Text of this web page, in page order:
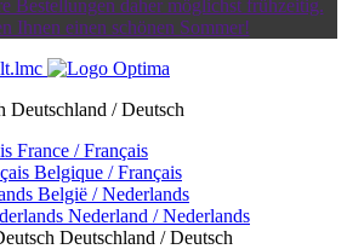
Bestellungen daher möglichst frühzeitig.
Ihnen einen schönen Sommer!
Deutschland / Deutsch
France / Français
Belgique / Français
België / Nederlands
Nederland / Nederlands
Deutschland / Deutsch